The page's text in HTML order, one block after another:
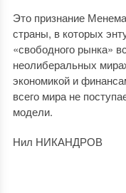
Это признание
страны, в которых
«свободного рынка»
неолиберальных
экономикой и
всего мира не
модели.
Нил НИКАНДРОВ